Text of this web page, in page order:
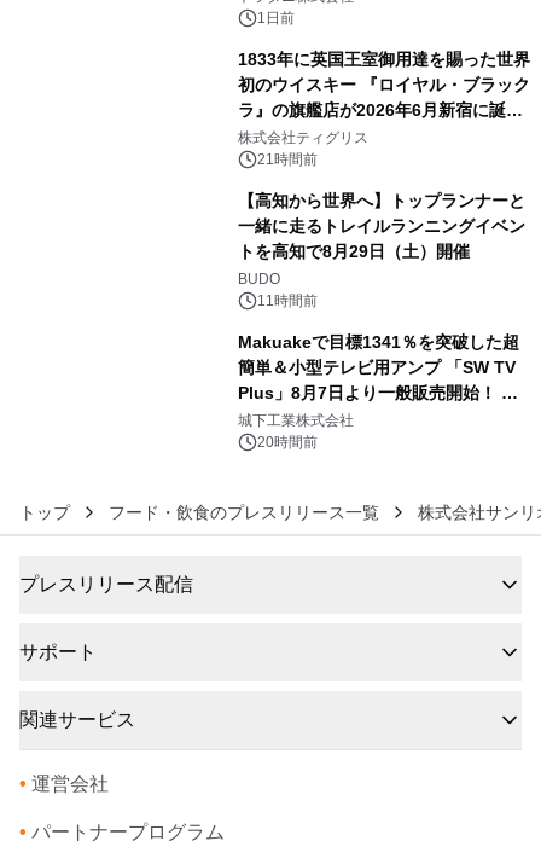
1日前
1833年に英国王室御用達を賜った世界
初のウイスキー 『ロイヤル・ブラック
ラ』の旗艦店が2026年6月新宿に誕
生 バカルディ ジャパンと連携した
没入型バー「BAR Arca」
株式会社ティグリス
21時間前
【高知から世界へ】トップランナーと
一緒に走るトレイルランニングイベン
トを高知で8月29日（土）開催
BUDO
11時間前
Makuakeで目標1341％を突破した超
簡単＆小型テレビ用アンプ 「SW TV
Plus」8月7日より一般販売開始！ ケ
ーブル1本つなぐだけ、テレビの音が
ぐっと豊かに
城下工業株式会社
20時間前
トップ フード・飲食のプレスリリース一覧 株式会社サン
プレスリリース配信
サポート
関連サービス
• 運営会社
• パートナープログラム